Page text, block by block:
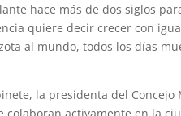
hace más de dos siglos
quiere decir crecer con
al mundo, todos los días
la presidenta del